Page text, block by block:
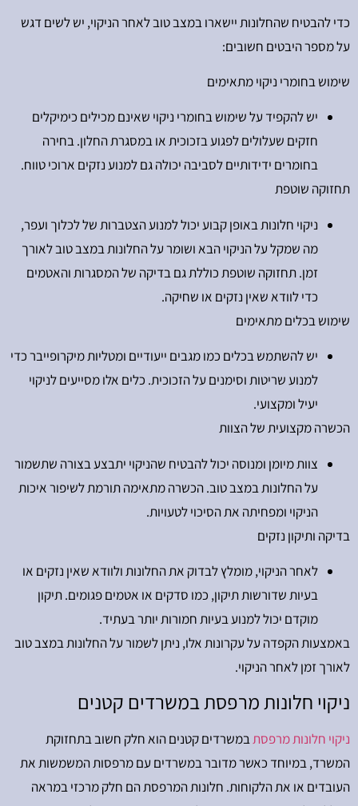
כדי להבטיח שהחלונות יישארו במצב טוב לאחר הניקוי, יש לשים דגש
על מספר היבטים חשובים:
שימוש בחומרי ניקוי מתאימים
יש להקפיד על שימוש בחומרי ניקוי שאינם מכילים כימיקלים
חזקים שעלולים לפגוע בזכוכית או במסגרת החלון. בחירה
בחומרים ידידותיים לסביבה יכולה גם למנוע נזקים ארוכי טווח.
תחזוקה שוטפת
ניקוי חלונות באופן קבוע יכול למנוע הצטברות של לכלוך ועפר,
מה שמקל על הניקוי הבא ושומר על החלונות במצב טוב לאורך
זמן. תחזוקה שוטפת כוללת גם בדיקה של המסגרות והאטמים
כדי לוודא שאין נזקים או שחיקה.
שימוש בכלים מתאימים
יש להשתמש בכלים כמו מגבים ייעודיים ומטליות מיקרופייבר כדי
למנוע שריטות וסימנים על הזכוכית. כלים אלו מסייעים לניקוי
יעיל ומקצועי.
הכשרה מקצועית של הצוות
צוות מיומן ומנוסה יכול להבטיח שהניקוי יתבצע בצורה שתשמור
על החלונות במצב טוב. הכשרה מתאימה תורמת לשיפור איכות
הניקוי ומפחיתה את הסיכוי לטעויות.
בדיקה ותיקון נזקים
לאחר הניקוי, מומלץ לבדוק את החלונות ולוודא שאין נזקים או
בעיות שדורשות תיקון, כמו סדקים או אטמים פגומים. תיקון
מוקדם יכול למנוע בעיות חמורות יותר בעתיד.
באמצעות הקפדה על עקרונות אלו, ניתן לשמור על החלונות במצב טוב
לאורך זמן לאחר הניקוי.
ניקוי חלונות מרפסת במשרדים קטנים
ניקוי חלונות מרפסתבמשרדים קטנים הוא חלק חשוב בתחזוקת
המשרד, במיוחד כאשר מדובר במשרדים עם מרפסות המשמשות את
העובדים או את הלקוחות. חלונות המרפסת הם חלק מרכזי במראה